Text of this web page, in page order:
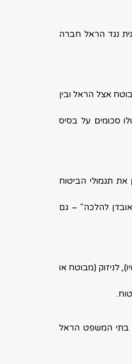
נגד הראל חברה
אצל הראל ובין
סכומים על בסיס
תגמולי הביטוח
להלכה" – גם
התקנית, כאשר רכב אינו באובדן גמור (נזק של מעל 60% משוויו), לניזוק (מבוטח או
בתי המשפט הראל